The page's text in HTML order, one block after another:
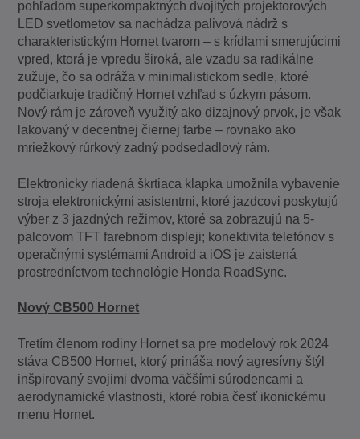
pohľadom superkompaktných dvojitých projektorových
LED svetlometov sa nachádza palivová nádrž s
charakteristickým Hornet tvarom – s krídlami smerujúcimi
vpred, ktorá je vpredu široká, ale vzadu sa radikálne
zužuje, čo sa odráža v minimalistickom sedle, ktoré
podčiarkuje tradičný Hornet vzhľad s úzkym pásom.
Nový rám je zároveň využitý ako dizajnový prvok, je však
lakovaný v decentnej čiernej farbe – rovnako ako
mriežkový rúrkový zadný podsedadlový rám.
Elektronicky riadená škrtiaca klapka umožnila vybavenie
stroja elektronickými asistentmi, ktoré jazdcovi poskytujú
výber z 3 jazdných režimov, ktoré sa zobrazujú na 5-
palcovom TFT farebnom displeji; konektivita telefónov s
operačnými systémami Android a iOS je zaistená
prostredníctvom technológie Honda RoadSync.
Nový CB500 Hornet
Tretím členom rodiny Hornet sa pre modelový rok 2024
stáva CB500 Hornet, ktorý prináša nový agresívny štýl
inšpirovaný svojimi dvoma väčšími súrodencami a
aerodynamické vlastnosti, ktoré robia česť ikonickému
menu Hornet.